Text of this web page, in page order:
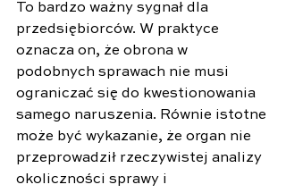
To bardzo ważny sygnał dla
przedsiębiorców. W praktyce
oznacza on, że obrona w
podobnych sprawach nie musi
ograniczać się do kwestionowania
samego naruszenia. Równie istotne
może być wykazanie, że organ nie
przeprowadził rzeczywistej analizy
okoliczności sprawy i